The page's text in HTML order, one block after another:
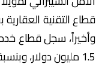
وأخيراً، سجل قطاع
1.5 مليون دولار، وبنسبة 3%.